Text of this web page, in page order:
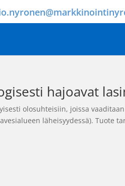
hajoavat
olosuhteisiin, joissa
läheisyydessä). Tuote